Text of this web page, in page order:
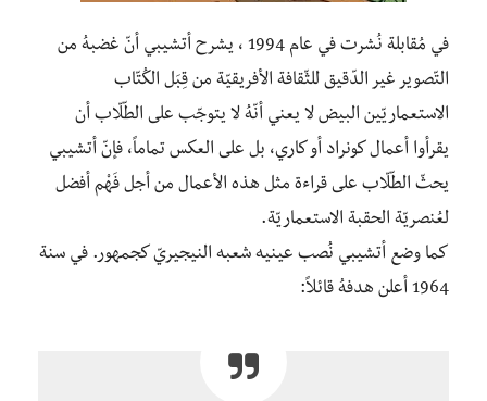
في مُقابلة نُشرت في عام 1994 ، يشرح أتشيبي أنّ غضبهُ من
التّصوير غير الدّقيق للثّقافة الأفريقيّة من قِبَل الكُتّاب
الاستعماريّين البيض لا يعني أنّهُ لا يتوجّب على الطّلّاب أن
يقرأوا أعمال كونراد أو كاري، بل على العكس تماماً، فإنّ أتشيبي
يحثّ الطّلّاب على قراءة مثل هذه الأعمال من أجل فَهْم أفضل
لعُنصريّة الحقبة الاستعماريّة.
كما وضع أتشيبي نُصب عينيه شعبه النيجيريّ كجمهور. في سنة
1964 أعلن هدفهُ قائلاً: